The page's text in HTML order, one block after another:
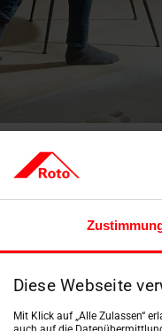
Diese Webseite
Mit Klick auf „Alle Zulassen“